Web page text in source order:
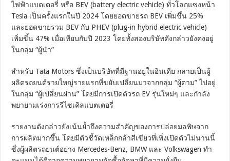
ไฟฟ้าแบตเตอรี่ หรือ BEV (battery electric vehicle) ทั่วโลกแซงหน้า
Tesla เป็นครั้งแรกในปี 2024 โดยยอดขายรถ BEV เพิ่มขึ้น 25%
และยอดขายรวม BEV กับ PHEV (plug-in hybrid electric vehicle)
เพิ่มขึ้น 47% เมื่อเทียบกับปี 2023 โดยทั้งสองบริษัทดังกล่าวยังคงอยู่
ในกลุ่ม “ผู้นำ”
สำหรับ Tata Motors ซึ่งเป็นบริษัทที่มีฐานอยู่ในอินเดีย กลายเป็นผู้
ผลิตรถยนต์รายใหญ่รายแรกที่ขยับเปลี่ยนมาจากกลุ่ม “ผู้ตาม” ไปอยู่
ในกลุ่ม “ผู้เปลี่ยนผ่าน” โดยมีการเปิดตัวรถ EV รุ่นใหม่ๆ และกำลัง
พยายามเร่งการรีไซเคิลแบตเตอรี่
รายงานดังกล่าวยังเน้นย้ำถึงความสำคัญของการปล่อยมลพิษจาก
การผลิตมากขึ้น โดยมีตัวชี้วัดเหล็กกล้าสีเขียวที่เพิ่งเปิดตัวไม่นานนี้
ซึ่งผู้ผลิตรถยนต์อย่าง Mercedes-Benz, BMW และ Volkswagen ทำ